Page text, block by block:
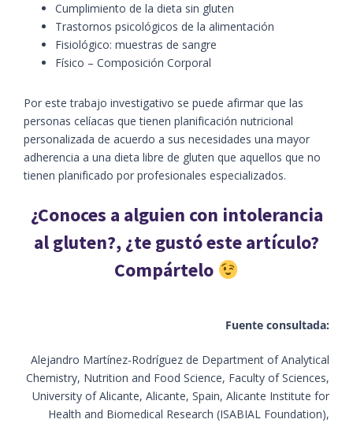
Cumplimiento de la dieta sin gluten
Trastornos psicológicos de la alimentación
Fisiológico: muestras de sangre
Físico – Composición Corporal
Por este trabajo investigativo se puede afirmar que las
personas celíacas que tienen planificación nutricional
personalizada de acuerdo a sus necesidades una mayor
adherencia a una dieta libre de gluten que aquellos que no
tienen planificado por profesionales especializados.
¿Conoces a alguien con intolerancia
al gluten?, ¿te gustó este artículo?
Compártelo
Fuente consultada:
Alejandro Martínez-Rodríguez de Department of Analytical
Chemistry, Nutrition and Food Science, Faculty of Sciences,
University of Alicante, Alicante, Spain, Alicante Institute for
Health and Biomedical Research (ISABIAL Foundation),